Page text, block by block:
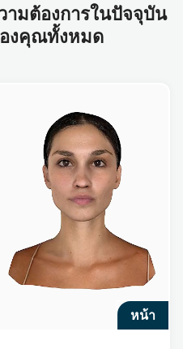
มต้องการในปัจจุบัน
งคุณทั้งหมด
หน้า